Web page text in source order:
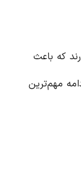
که باعث
مهم‌ترین